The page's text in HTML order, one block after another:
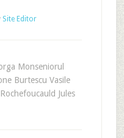
Site Editor
Monseniorul
Burtescu Vasile
Jules